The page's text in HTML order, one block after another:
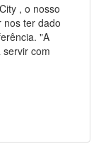
, o nosso
nos ter dado
"A
com